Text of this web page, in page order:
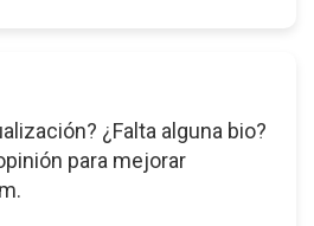
¿Falta alguna bio?
para mejorar